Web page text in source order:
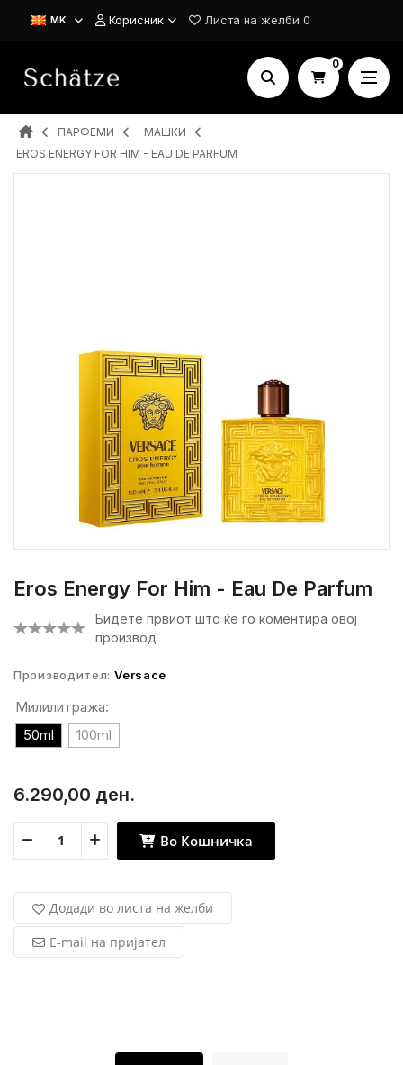
MK Корисник Листа на желби 0
0
ПАРФЕМИ
MAШКИ
EROS ENERGY FOR HIM - EAU DE PARFUM
Eros Energy For Him - Eau De Parfum
Бидете првиот што ќе го коментира овој
производ
Производител: Versace
Милилитража:
50ml
100ml
6.290,00 ден.
Во Кошничка
Додади во листа на желби
E-mail на пријател